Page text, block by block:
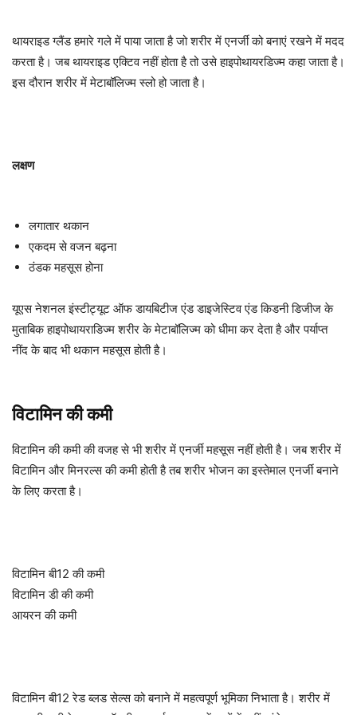
थायराइड ग्लैंड हमारे गले में पाया जाता है जो शरीर में एनर्जी को बनाएं रखने में मदद
करता है। जब थायराइड एक्टिव नहीं होता है तो उसे हाइपोथायरडिज्म कहा जाता है।
इस दौरान शरीर में मेटाबॉलिज्म स्लो हो जाता है।
लक्षण
लगातार थकान
एकदम से वजन बढ़ना
ठंडक महसूस होना
यूएस नेशनल इंस्टीट्यूट ऑफ डायबिटीज एंड डाइजेस्टिव एंड किडनी डिजीज के
मुताबिक हाइपोथायराडिज्म शरीर के मेटाबॉलिज्म को धीमा कर देता है और पर्याप्त
नींद के बाद भी थकान महसूस होती है।
विटामिन की कमी
विटामिन की कमी की वजह से भी शरीर में एनर्जी महसूस नहीं होती है। जब शरीर में
विटामिन और मिनरल्स की कमी होती है तब शरीर भोजन का इस्तेमाल एनर्जी बनाने
के लिए करता है।
विटामिन बी12 की कमी
विटामिन डी की कमी
आयरन की कमी
विटामिन बी12 रेड ब्लड सेल्स को बनाने में महत्वपूर्ण भूमिका निभाता है। शरीर में